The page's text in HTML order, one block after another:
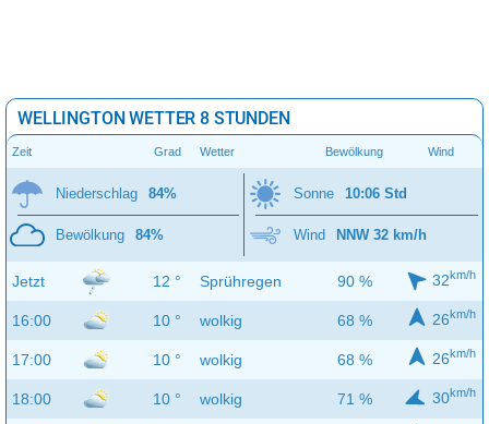
WELLINGTON WETTER 8 STUNDEN
Zeit Grad Wetter Bewölkung Wind
Niederschlag 84%
Bewölkung 84%
Sonne 10:06 Std
Wind NNW 32 km/h
Jetzt 12 ° Sprühregen 90 % 32km/h
16:00 10 ° wolkig 68 % 26km/h
17:00 10 ° wolkig 68 % 26km/h
18:00 10 ° wolkig 71 % 30km/h